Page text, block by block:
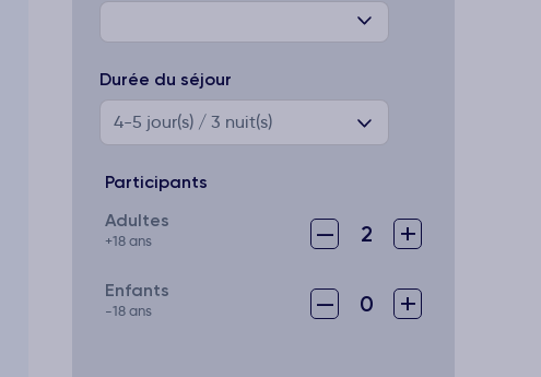
Durée du séjour
4-5 jour(s) / 3 nuit(s)
Participants
Adultes
+18 ans – 2 +
Enfants
-18 ans – 0 +